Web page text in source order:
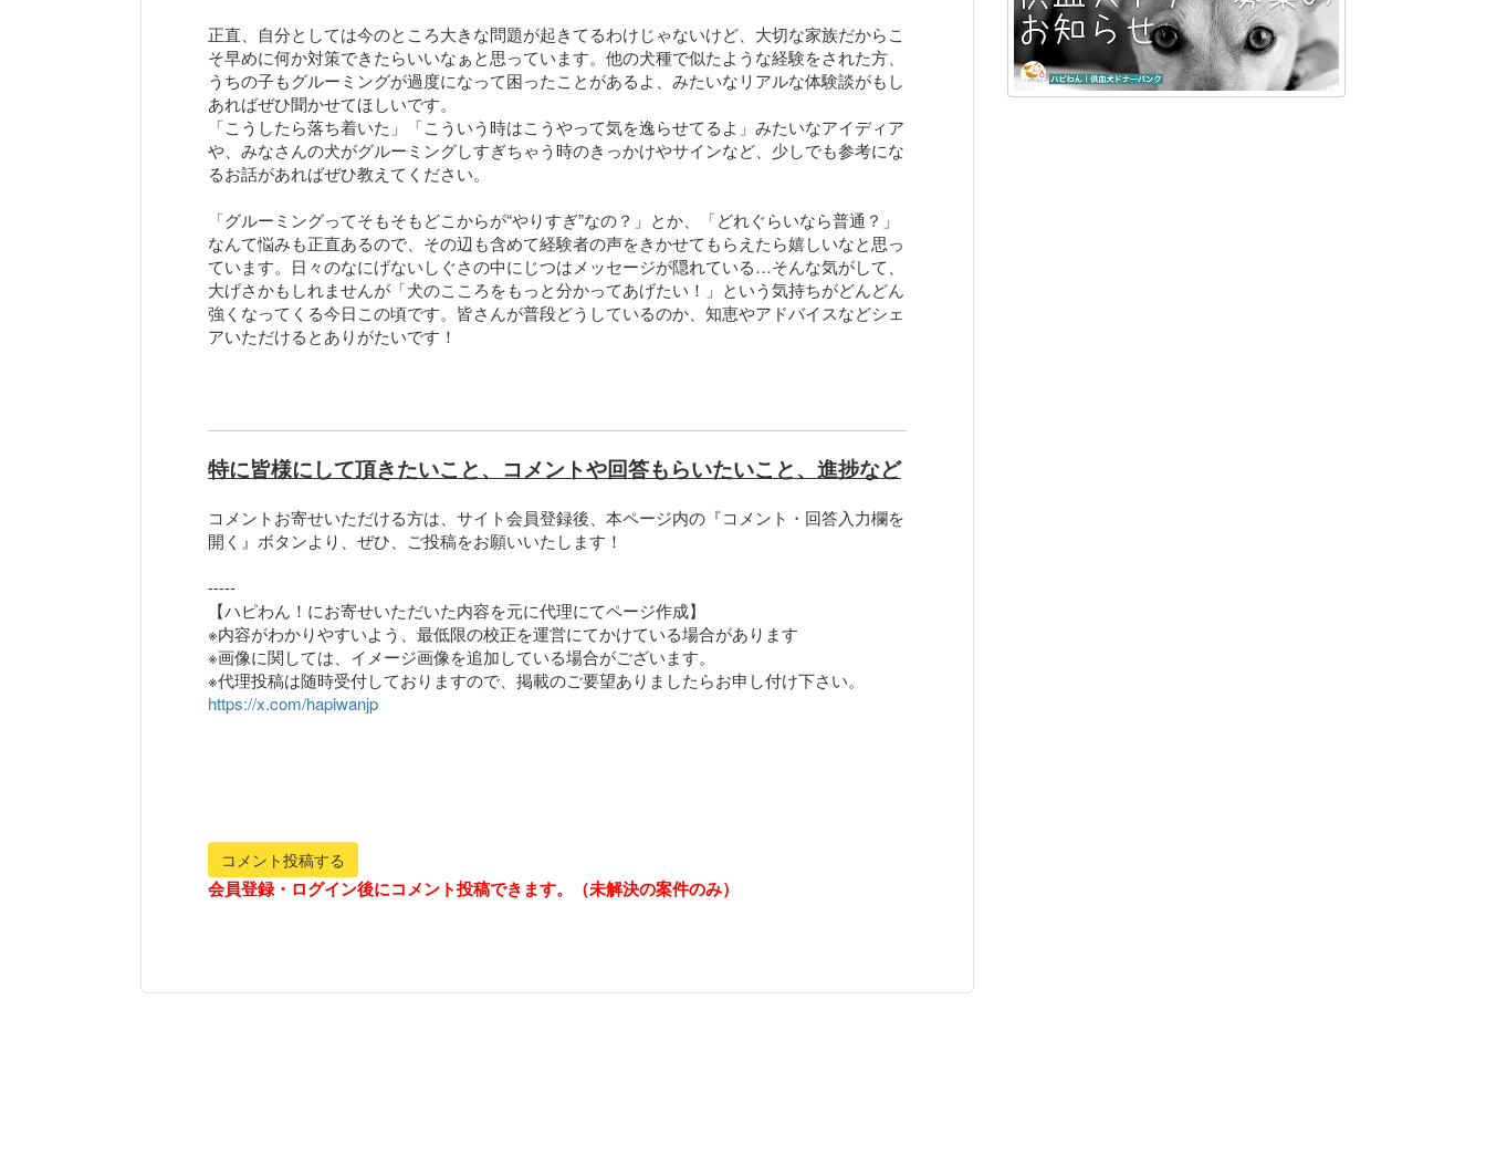
正直、自分としては今のところ大きな問題が起きてるわけじゃないけど、大切な家族だからこ
そ早めに何か対策できたらいいなぁと思っています。他の犬種で似たような経験をされた方、
うちの子もグルーミングが過度になって困ったことがあるよ、みたいなリアルな体験談がもし
あればぜひ聞かせてほしいです。
「こうしたら落ち着いた」「こういう時はこうやって気を逸らせてるよ」みたいなアイディア
や、みなさんの犬がグルーミングしすぎちゃう時のきっかけやサインなど、少しでも参考にな
るお話があればぜひ教えてください。
「グルーミングってそもそもどこからが“やりすぎ”なの？」とか、「どれぐらいなら普通？」
なんて悩みも正直あるので、その辺も含めて経験者の声をきかせてもらえたら嬉しいなと思っ
ています。日々のなにげないしぐさの中にじつはメッセージが隠れている…そんな気がして、
大げさかもしれませんが「犬のこころをもっと分かってあげたい！」という気持ちがどんどん
強くなってくる今日この頃です。皆さんが普段どうしているのか、知恵やアドバイスなどシェ
アいただけるとありがたいです！
特に皆様にして頂きたいこと、コメントや回答もらいたいこと、進捗など
コメントお寄せいただける方は、サイト会員登録後、本ページ内の『コメント・回答入力欄を
開く』ボタンより、ぜひ、ご投稿をお願いいたします！
-----
【ハピわん！にお寄せいただいた内容を元に代理にてページ作成】
※内容がわかりやすいよう、最低限の校正を運営にてかけている場合があります
※画像に関しては、イメージ画像を追加している場合がございます。
https://x.com/hapiwanjp
コメント投稿する
会員登録・ログイン後にコメント投稿できます。（未解決の案件のみ）